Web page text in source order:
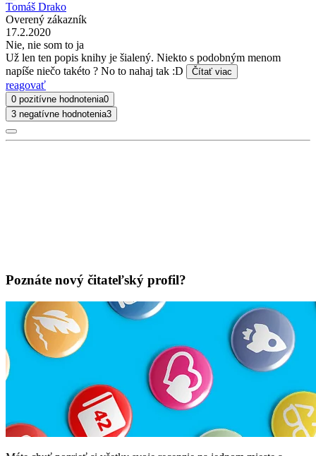
Tomáš Drako
Overený zákazník
17.2.2020
Nie, nie som to ja
Už len ten popis knihy je šialený. Niekto s podobným menom
napíše niečo takéto ? No to nahaj tak :D
Čítať viac
reagovať
0 pozitívne hodnotenia0
3 negatívne hodnotenia3
Poznáte nový čitateľský profil?